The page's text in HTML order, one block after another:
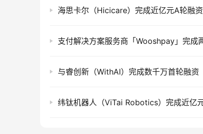
海思卡尔（Hicicare）完成近亿元A轮融资
与睿创新（WithAI）完成数千万首轮融资